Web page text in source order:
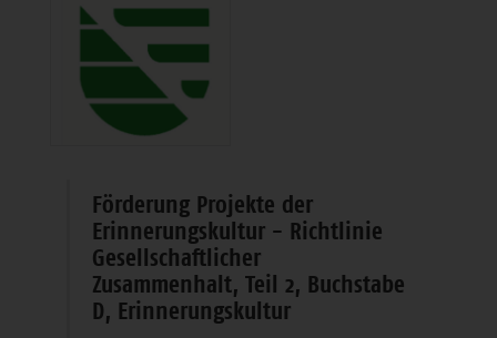
Förderung Projekte der
Erinnerungskultur - Richtlinie
Gesellschaftlicher
Zusammenhalt, Teil 2, Buchstabe
D, Erinnerungskultur